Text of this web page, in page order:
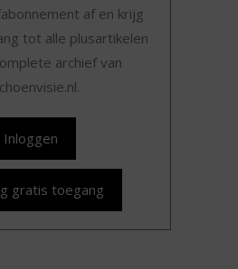
af en krijg
tot alle plusartikelen
archief van
Inloggen
gratis toegang